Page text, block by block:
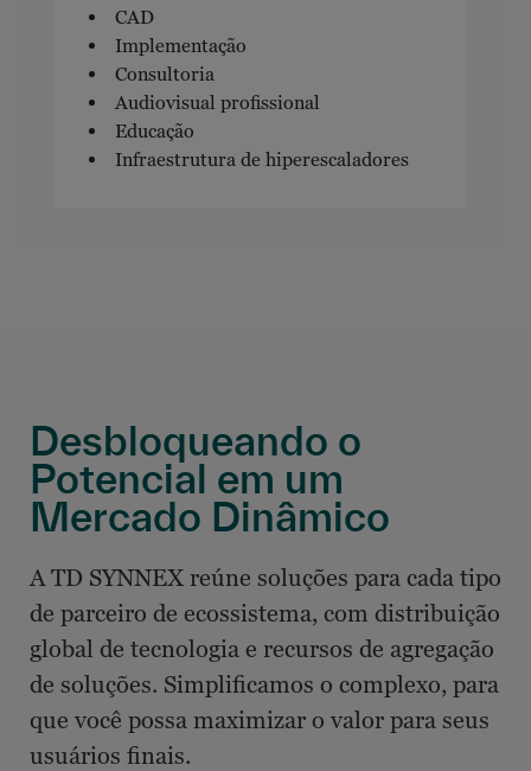
CAD
Implementação
Consultoria
Audiovisual profissional
Educação
Infraestrutura de hiperescaladores
Desbloqueando o
Potencial em um
Mercado Dinâmico
A TD SYNNEX reúne soluções para cada tipo
de parceiro de ecossistema, com distribuição
global de tecnologia e recursos de agregação
de soluções. Simplificamos o complexo, para
que você possa maximizar o valor para seus
usuários finais.